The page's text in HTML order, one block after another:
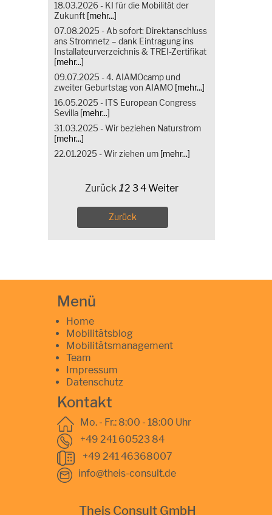
18.03.2026 - KI für die Mobilität der
Zukunft [mehr...]
07.08.2025 - Ab sofort: Direktanschluss
ans Stromnetz – dank Eintragung ins
Installateurverzeichnis & TREI-Zertifikat
[mehr...]
09.07.2025 - 4. AIAMOcamp und
zweiter Geburtstag von AIAMO [mehr...]
16.05.2025 - ITS European Congress
Sevilla [mehr...]
31.03.2025 - Wir beziehen Naturstrom
[mehr...]
22.01.2025 - Wir ziehen um [mehr...]
Zurück 12 34Weiter
Zurück
Menü
Home
Mobilitätsblog
Mobilitätsmanagement
Team
Impressum
Datenschutz
Kontakt
Mo. - Fr.: 8:00 - 18:00 Uhr
+49 241 60523 84
+49 241 46368007
info@theis-consult.de
Theis Consult GmbH